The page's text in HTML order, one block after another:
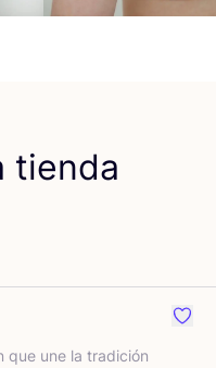
tienda
que une la tra­di­ción